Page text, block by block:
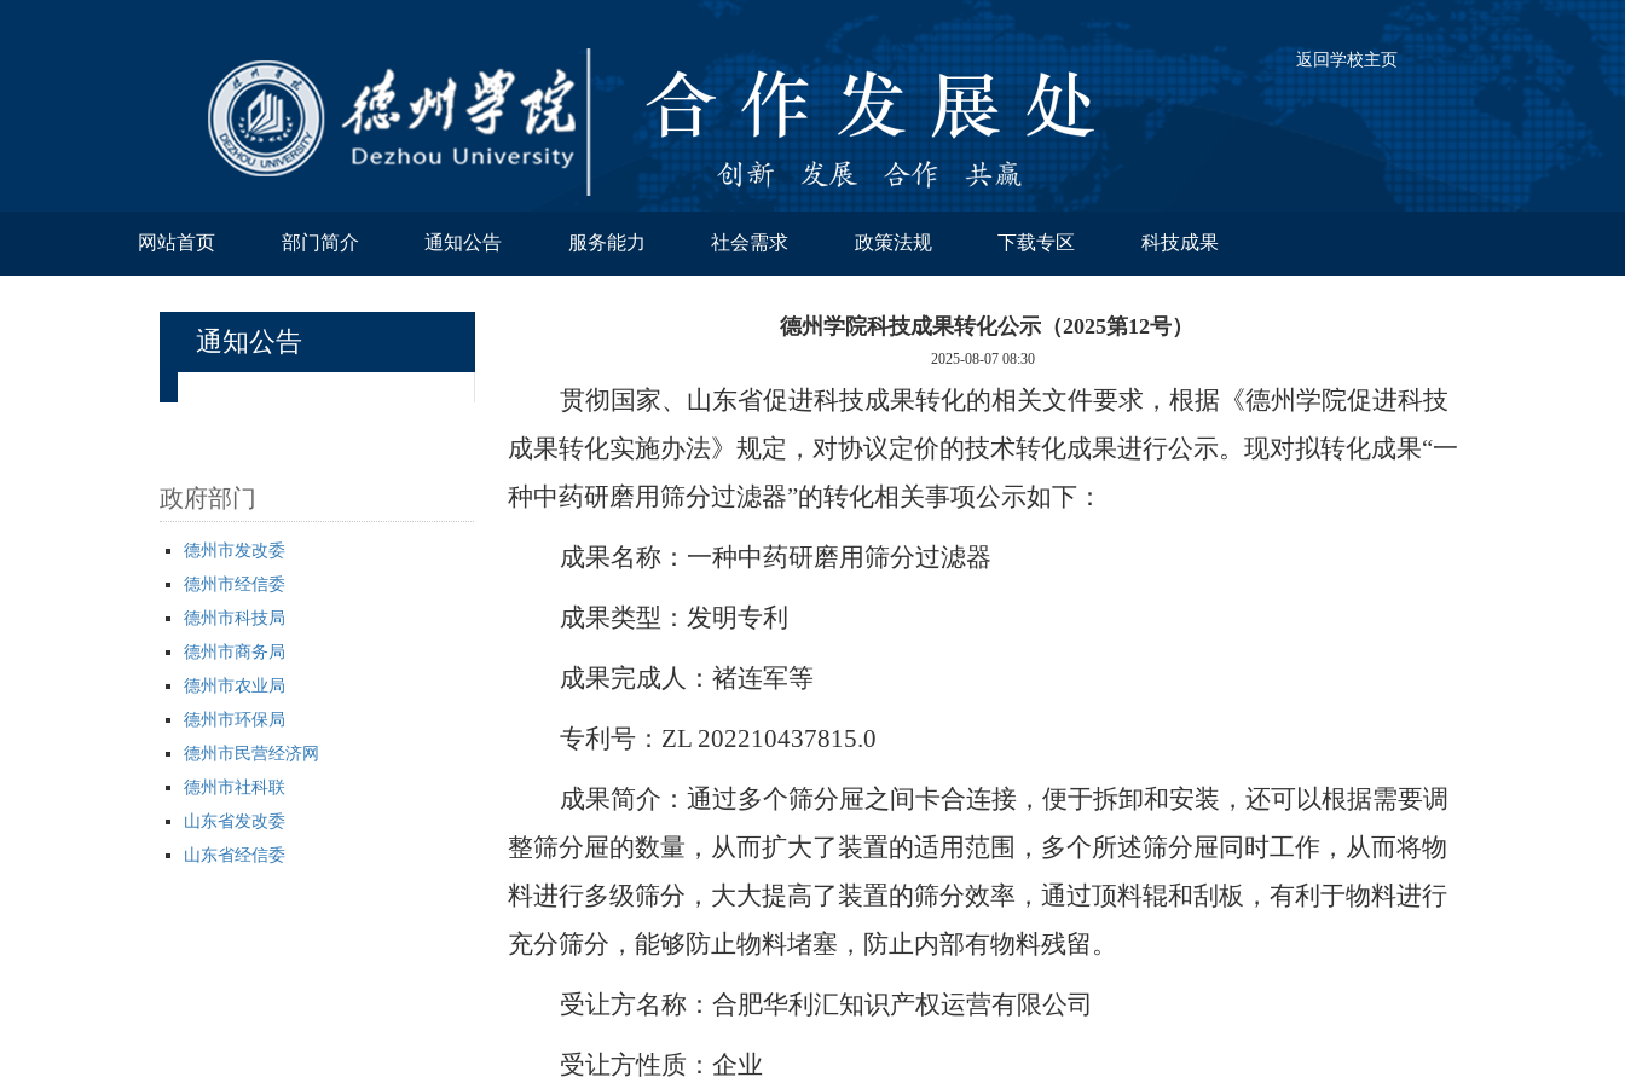
返回学校主页
网站首页 部门简介 通知公告 服务能力 社会需求 政策法规 下载专区 科技成果
通知公告
政府部门
德州市发改委
德州市经信委
德州市科技局
德州市商务局
德州市农业局
德州市环保局
德州市民营经济网
德州市社科联
山东省发改委
山东省经信委
德州学院科技成果转化公示（2025第12号）
2025-08-07 08:30
贯彻国家、山东省促进科技成果转化的相关文件要求，根据《德州学院促进科技
成果转化实施办法》规定，对协议定价的技术转化成果进行公示。现对拟转化成果“一
种中药研磨用筛分过滤器”的转化相关事项公示如下：
成果名称：一种中药研磨用筛分过滤器
成果类型： 发明专利
成果完成人：褚连军等
专利号： ZL 202210437815.0
成果简介：通过多个筛分屉之间卡合连接，便于拆卸和安装，还可以根据需要调
整筛分屉的数量，从而扩大了装置的适用范围，多个所述筛分屉同时工作，从而将物
料进行多级筛分，大大提高了装置的筛分效率，通过顶料辊和刮板，有利于物料进行
充分筛分，能够防止物料堵塞，防止内部有物料残留。
受让方名称：合肥华利汇知识产权运营有限公司
受让方性质： 企业